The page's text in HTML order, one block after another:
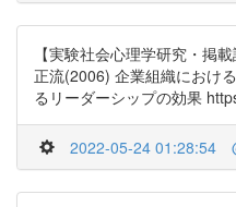
【実験社会心理学研究・掲
正流(2006) 企業組織におけ
るリーダーシップの効果
2022-05-24 01:28:54